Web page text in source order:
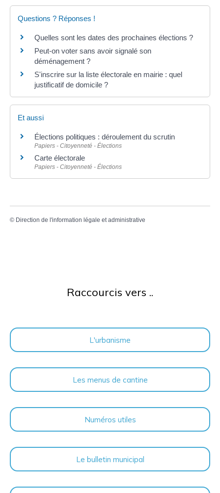
Questions ? Réponses !
Quelles sont les dates des prochaines élections ?
Peut-on voter sans avoir signalé son
déménagement ?
S'inscrire sur la liste électorale en mairie : quel
justificatif de domicile ?
Et aussi
Élections politiques : déroulement du scrutin
Papiers - Citoyenneté - Élections
Carte électorale
Papiers - Citoyenneté - Élections
© Direction de l'information légale et administrative
Raccourcis vers ..
L'urbanisme
Les menus de cantine
Numéros utiles
Le bulletin municipal